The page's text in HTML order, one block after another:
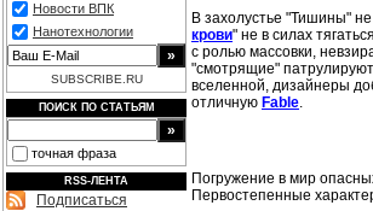
Новости ВПК
Нанотехнологии
SUBSCRIBE.RU
ПОИСК ПО СТАТЬЯМ
точная фраза
RSS-ЛЕНТА
Подписаться
В захолустье "Тишины"
крови" не в силах
с ролью массовки,
"смотрящие"
вселенной, дизайнеры
отличную Fable
Погружение в мир
Первостепенные